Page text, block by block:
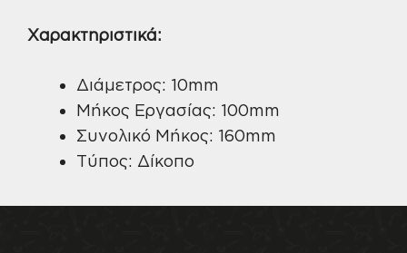
Χαρακτηριστικά:
Διάμετρος: 10mm
Μήκος Εργασίας: 100mm
Συνολικό Μήκος: 160mm
Τύπος: Δίκοπο